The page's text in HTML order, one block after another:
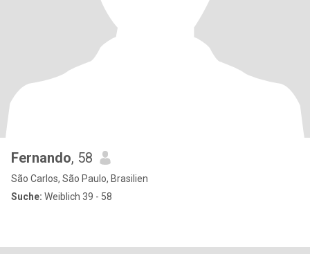
Fernando, 58
São Carlos, São Paulo, Brasilien
Suche: Weiblich 39 - 58